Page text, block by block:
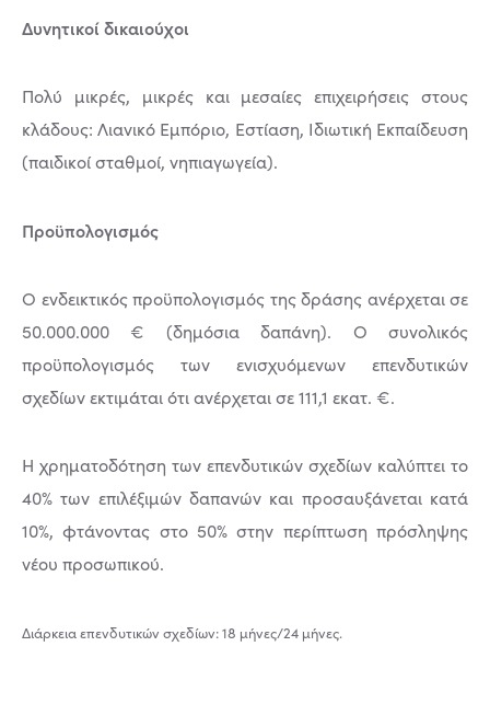
Δυνητικοί δικαιούχοι
Πολύ μικρές, μικρές και μεσαίες επιχειρήσεις στους
κλάδους: Λιανικό Εμπόριο, Εστίαση, Ιδιωτική Εκπαίδευση
(παιδικοί σταθμοί, νηπιαγωγεία).
Προϋπολογισμός
Ο ενδεικτικός προϋπολογισμός της δράσης ανέρχεται σε
50.000.000 € (δημόσια δαπάνη). Ο συνολικός
προϋπολογισμός των ενισχυόμενων επενδυτικών
σχεδίων εκτιμάται ότι ανέρχεται σε 111,1 εκατ. €.
Η χρηματοδότηση των επενδυτικών σχεδίων καλύπτει το
40% των επιλέξιμών δαπανών και προσαυξάνεται κατά
10%, φτάνοντας στο 50% στην περίπτωση πρόσληψης
νέου προσωπικού.
Διάρκεια επενδυτικών σχεδίων: 18 μήνες/24 μήνες.